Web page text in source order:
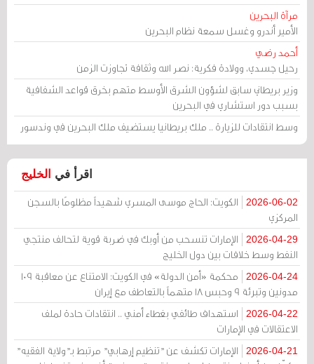
مرآة البحرين
الأمير أندرو وغسل سمعة نظام البحرين
أحمد رضي
رحيل جسدي، وولادة فكرية: نصر الله وثقافة تجاوزت الزمن
وزير بريطاني سابق لشؤون الشرق الأوسط متهم بخرق قواعد الشفافية
بسبب دور استشاري في البحرين
وسط انتقادات للزيارة .. ملك بريطانيا يستضيف ملك البحرين في وندسور
اقرأ في الخليج
2026-06-02
الكويت: الحاج موسى المسري شهيداً مظلومًا بالسجن
المركزي
2026-04-29
الإمارات تنسحب من أوبك في ضربة قوية لتحالف منتجي
النفط وسط خلافات بين دول الخليج
2026-04-24
محكمة «أمن الدولة» في الكويت: الامتناع عن معاقبة 109
مدونين وتبرئة 9 وحبس 18 متهماً بالتعاطف مع إيران
2026-04-22
استهداف طائفي بغطاء أمني .. انتقادات حادة لملف
الاعتقالات في الإمارات
2026-04-21
الإمارات تكشف عن "تنظيم إرهابي" مرتبط بـ"ولاية الفقيه"